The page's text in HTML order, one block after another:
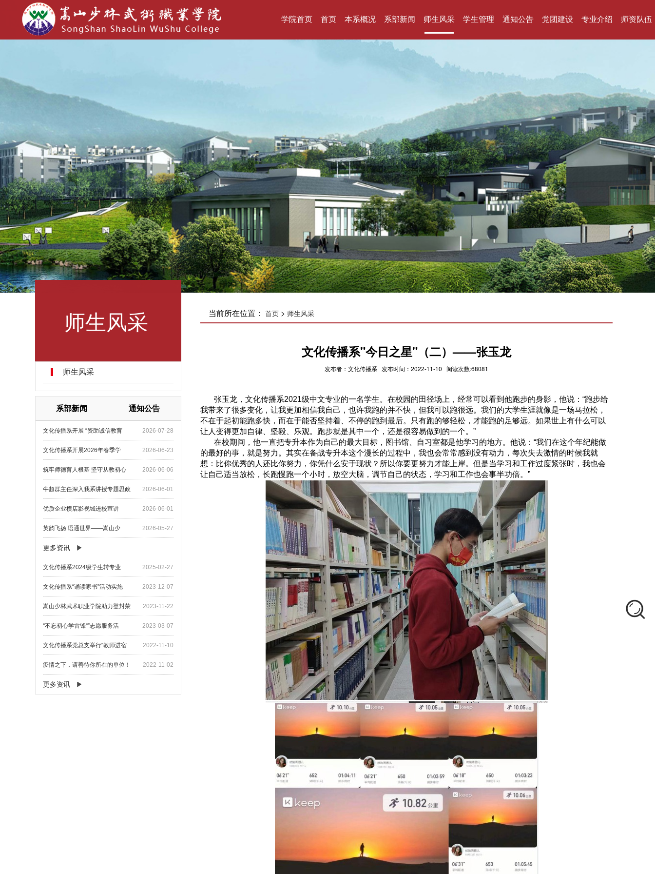
学院首页 首页 本系概况 系部新闻 师生风采 学生管理 通知公告 党团建设 专业介绍 师资队伍
师生风采
师生风采
系部新闻 通知公告
2026-07-28
文化传播系开展 “资助诚信教育
2026-06-23
文化传播系开展2026年春季学
2026-06-06
筑牢师德育人根基 坚守从教初心
2026-06-01
牛超群主任深入我系讲授专题思政
2026-06-01
优质企业横店影视城进校宣讲
2026-05-27
英韵飞扬 语通世界——嵩山少
更多资讯
2025-02-27
文化传播系2024级学生转专业
2023-12-07
文化传播系“诵读家书”活动实施
2023-11-22
嵩山少林武术职业学院助力登封荣
2023-03-07
“不忘初心学雷锋“”志愿服务活
2022-11-10
文化传播系党总支举行“教师进宿
2022-11-02
疫情之下，请善待你所在的单位！
更多资讯
当前所在位置： 首页> 师生风采
文化传播系"今日之星"（二）——张玉龙
发布者：文化传播系 发布时间：2022-11-10 阅读次数:68081
张玉龙，文化传播系2021级中文专业的一名学生。在校园的田径场上，经常可以看到他跑步的身影，他说：“跑步给
我带来了很多变化，让我更加相信我自己，也许我跑的并不快，但我可以跑很远。我们的大学生涯就像是一场马拉松，
不在于起初能跑多快，而在于能否坚持着、不停的跑到最后。只有跑的够轻松，才能跑的足够远。如果世上有什么可以
让人变得更加自律、坚毅、乐观。跑步就是其中一个，还是很容易做到的一个。”
在校期间，他一直把专升本作为自己的最大目标，图书馆、自习室都是他学习的地方。他说：“我们在这个年纪能做
的最好的事，就是努力。其实在备战专升本这个漫长的过程中，我也会常常感到没有动力，每次失去激情的时候我就
想：比你优秀的人还比你努力，你凭什么安于现状？所以你要更努力才能上岸。但是当学习和工作过度紧张时，我也会
让自己适当放松，长跑慢跑一个小时，放空大脑，调节自己的状态，学习和工作也会事半功倍。”